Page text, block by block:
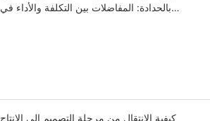
بالحدادة: المفاضلات بين التكلفة والأداء في
كيفية الانتقال من مرحلة التصميم إلى الإنتاج